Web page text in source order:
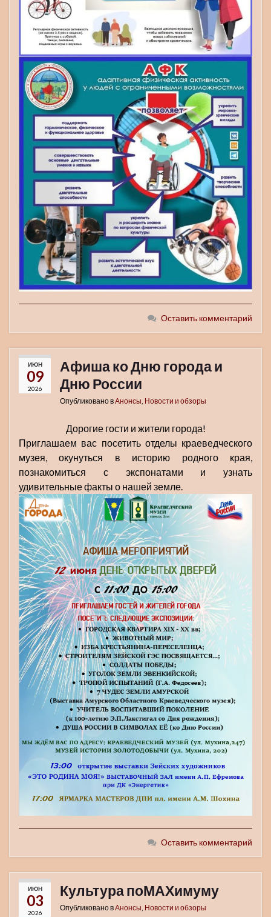
Оставить комментарий
ИЮН
09
2026
Афиша ко Дню города и
Дню России
Опубликовано вАнонсы Новости и обзоры
Дорогие гости и жители города!
Приглашаем вас посетить отделы краеведческого
музея, окунуться в историю родного края,
познакомиться с экспонатами и узнать
удивительные факты о нашей земле.
Оставить комментарий
ИЮН
03
2026
Культура поМАХимуму
Опубликовано вАнонсы Новости и обзоры